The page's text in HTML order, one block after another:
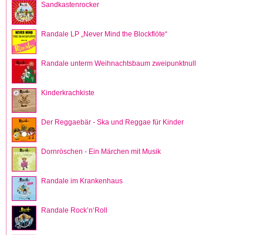
Sandkastenrocker
Randale LP „Never Mind the Blockflöte“
Randale unterm Weihnachtsbaum zweipunktnull
Kinderkrachkiste
Der Reggaebär - Ska und Reggae für Kinder
Dornröschen - Ein Märchen mit Musik
Randale im Krankenhaus
Randale Rock’n‘Roll